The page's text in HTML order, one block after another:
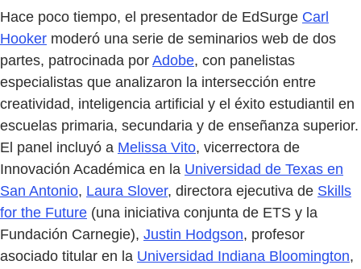
Hace poco tiempo, el presentador de EdSurge Carl
Hooker moderó una serie de seminarios web de dos
partes, patrocinada por Adobe, con panelistas
especialistas que analizaron la intersección entre
creatividad, inteligencia artificial y el éxito estudiantil en
escuelas primaria, secundaria y de enseñanza superior.
El panel incluyó a Melissa Vito, vicerrectora de
Innovación Académica en la Universidad de Texas en
San Antonio, Laura Slover, directora ejecutiva de Skills
for the Future (una iniciativa conjunta de ETS y la
Fundación Carnegie), Justin Hodgson, profesor
asociado titular en la Universidad Indiana Bloomington,